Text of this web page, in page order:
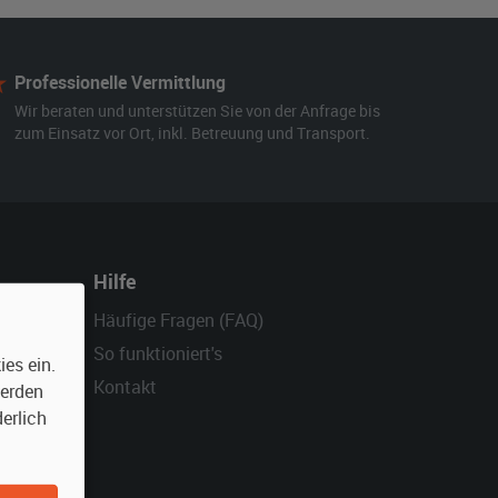
Professionelle Vermittlung
Wir beraten und unterstützen Sie von der Anfrage bis
zum Einsatz vor Ort, inkl. Betreuung und Transport.
Hilfe
Häufige Fragen (FAQ)
So funktioniert's
Kontakt
ein.